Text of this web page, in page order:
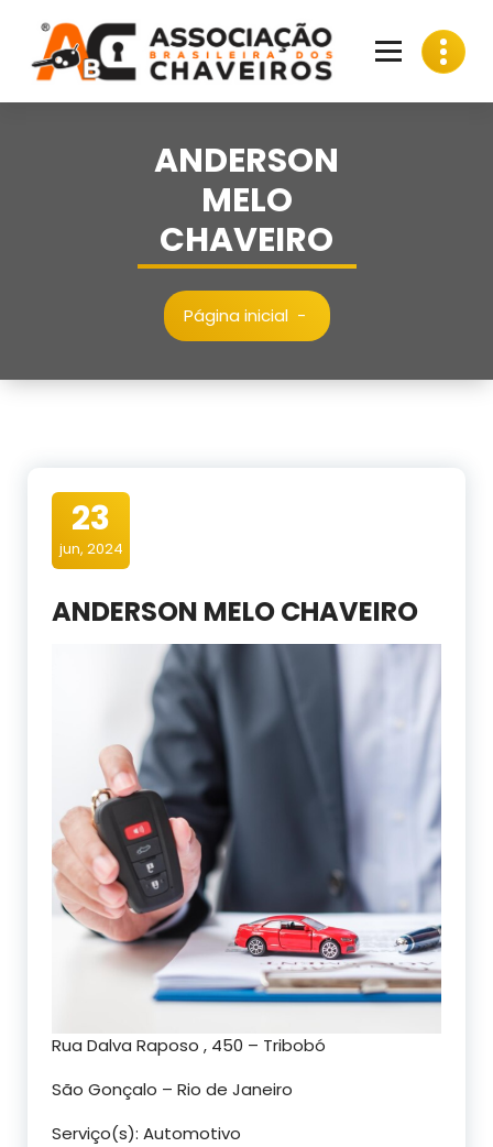
conteúdo
ANDERSON
MELO
CHAVEIRO
Página inicial-
23
jun, 2024
ANDERSON MELO CHAVEIRO
Rua Dalva Raposo , 450 – Tribobó
São Gonçalo – Rio de Janeiro
Serviço(s): Automotivo